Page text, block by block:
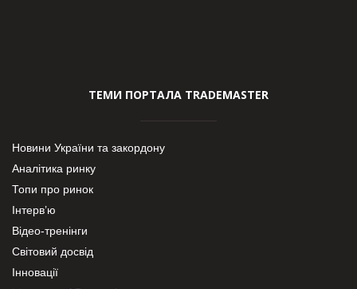
ТЕМИ ПОРТАЛА TRADEMASTER
Новини України та закордону
Аналітика ринку
Топи про ринок
Інтерв’ю
Відео-тренінги
Світовий досвід
Інновації